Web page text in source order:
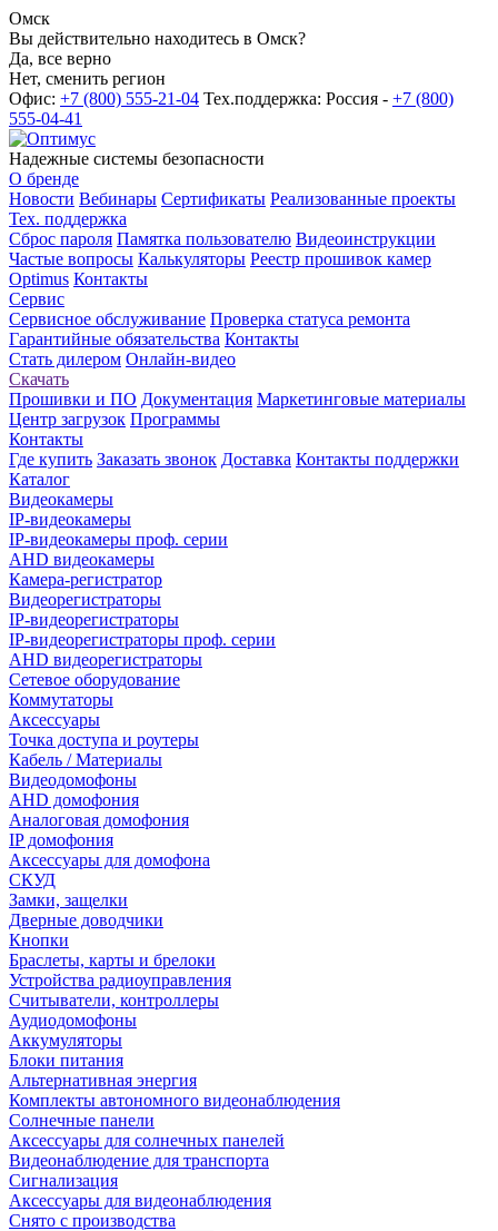
Омск
Вы действительно находитесь в Омск?
Да, все верно
Нет, сменить регион
Офис: +7 (800) 555-21-04 Тех.поддержка: Россия - +7 (800)
555-04-41
Надежные системы безопасности
О бренде
Новости Вебинары Сертификаты Реализованные проекты
Тех. поддержка
Сброс пароля Памятка пользователю Видеоинструкции
Частые вопросы Калькуляторы Реестр прошивок камер
Optimus Контакты
Сервис
Сервисное обслуживание Проверка статуса ремонта
Гарантийные обязательства Контакты
Стать дилером Онлайн-видео
Скачать
Прошивки и ПО Документация Маркетинговые материалы
Центр загрузок Программы
Контакты
Где купить Заказать звонок Доставка Контакты поддержки
Каталог
Видеокамеры
IP-видеокамеры
IP-видеокамеры проф. серии
AHD видеокамеры
Камера-регистратор
Видеорегистраторы
IP-видеорегистраторы
IP-видеорегистраторы проф. серии
AHD видеорегистраторы
Сетевое оборудование
Коммутаторы
Аксессуары
Точка доступа и роутеры
Кабель / Материалы
Видеодомофоны
AHD домофония
Аналоговая домофония
IP домофония
Аксессуары для домофона
СКУД
Замки, защелки
Дверные доводчики
Кнопки
Браслеты, карты и брелоки
Устройства радиоуправления
Считыватели, контроллеры
Аудиодомофоны
Аккумуляторы
Блоки питания
Альтернативная энергия
Комплекты автономного видеонаблюдения
Солнечные панели
Аксессуары для солнечных панелей
Видеонаблюдение для транспорта
Сигнализация
Аксессуары для видеонаблюдения
Снято с производства